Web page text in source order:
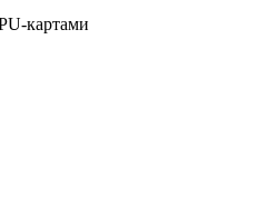
картами